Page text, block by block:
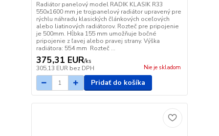
Radiátor panelový model RADIK KLASIK R33
550x1600 mm je trojpanelový radiátor upravený pre
rýchlu náhradu klasických článkových oceľových
alebo liatinových radiátorov. Rozteč pre pripojenie
je 500mm. Hĺbka 155 mm umožňuje bočné
pripojenie z ľavej alebo pravej strany. Výška
radiátora: 554 mm Rozteč ...
375,31 EUR/ks
305,13 EUR bez DPH Nie je skladom
Pridať do košíka